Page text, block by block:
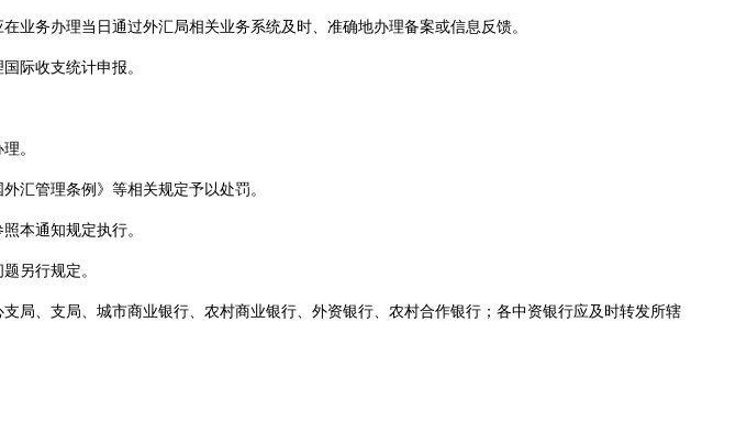
业务办理当日通过外汇局相关业务系统及时、准确地办理备案或信息反馈。
际收支统计申报。
。
汇管理条例》等相关规定予以处罚。
本通知规定执行。
另行规定。
局、支局、城市商业银行、农村商业银行、外资银行、农村合作银行；各中资银行应及时转发所辖